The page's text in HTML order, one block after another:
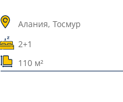
Алания, Тосмур
2+1
110 м²